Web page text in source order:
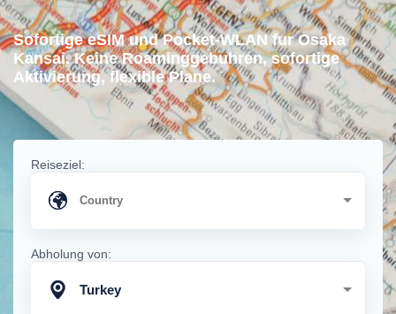
Sofortige eSIM und Pocket-WLAN fur Osaka
Kansai. Keine Roaminggebuhren, sofortige
Aktivierung, flexible Plane.
Reiseziel:
Abholung von:
Turkey